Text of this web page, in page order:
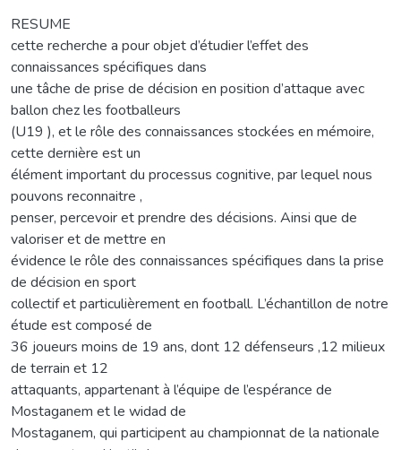
RESUME
cette recherche a pour objet d’étudier l’effet des
connaissances spécifiques dans
une tâche de prise de décision en position d’attaque avec
ballon chez les footballeurs
(U19 ), et le rôle des connaissances stockées en mémoire,
cette dernière est un
élément important du processus cognitive, par lequel nous
pouvons reconnaitre ,
penser, percevoir et prendre des décisions. Ainsi que de
valoriser et de mettre en
évidence le rôle des connaissances spécifiques dans la prise
de décision en sport
collectif et particulièrement en football. L’échantillon de notre
étude est composé de
36 joueurs moins de 19 ans, dont 12 défenseurs ,12 milieux
de terrain et 12
attaquants, appartenant à l’équipe de l’espérance de
Mostaganem et le widad de
Mostaganem, qui participent au championnat de la nationale